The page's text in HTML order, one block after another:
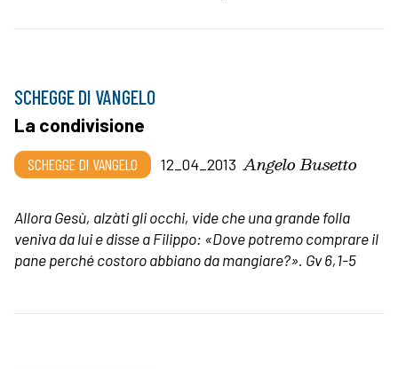
SCHEGGE DI VANGELO
La condivisione
SCHEGGE DI VANGELO 12_04_2013 Angelo Busetto
Allora Gesù, alzàti gli occhi, vide che una grande folla
veniva da lui e disse a Filippo: «Dove potremo comprare il
pane perché costoro abbiano da mangiare?». Gv 6,1-5